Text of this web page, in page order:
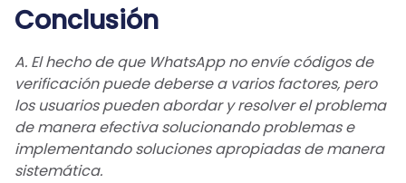
Conclusión
A. El hecho de que WhatsApp no envíe códigos de
verificación puede deberse a varios factores, pero
los usuarios pueden abordar y resolver el problema
de manera efectiva solucionando problemas e
implementando soluciones apropiadas de manera
sistemática.